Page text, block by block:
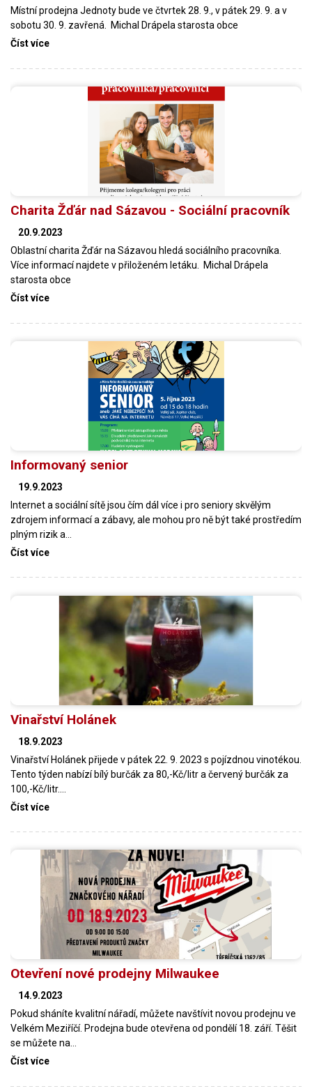
Místní prodejna Jednoty bude ve čtvrtek 28. 9., v pátek 29. 9. a v
sobotu 30. 9. zavřená. Michal Drápela starosta obce
Číst více
Charita Žďár nad Sázavou - Sociální pracovník
20.9.2023
Oblastní charita Žďár na Sázavou hledá sociálního pracovníka.
Více informací najdete v přiloženém letáku. Michal Drápela
starosta obce
Číst více
Informovaný senior
19.9.2023
Internet a sociální sítě jsou čím dál více i pro seniory skvělým
zdrojem informací a zábavy, ale mohou pro ně být také prostředím
plným rizik a…
Číst více
Vinařství Holánek
18.9.2023
Vinařství Holánek přijede v pátek 22. 9. 2023 s pojízdnou vinotékou.
Tento týden nabízí bílý burčák za 80,-Kč/litr a červený burčák za
100,-Kč/litr.…
Číst více
Otevření nové prodejny Milwaukee
14.9.2023
Pokud sháníte kvalitní nářadí, můžete navštívit novou prodejnu ve
Velkém Meziříčí. Prodejna bude otevřena od pondělí 18. září. Těšit
se můžete na…
Číst více